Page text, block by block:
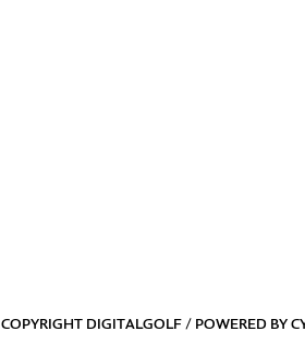
COPYRIGHT DIGITALGOLF / POWERED BY